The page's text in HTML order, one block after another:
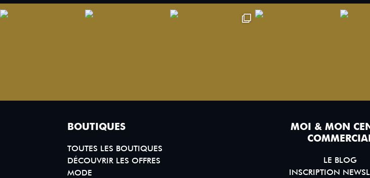
BOUTIQUES
TOUTES LES BOUTIQUES
DÉCOUVRIR LES OFFRES
MODE
MOI & MON
LE BLOG
INSCRIPTION